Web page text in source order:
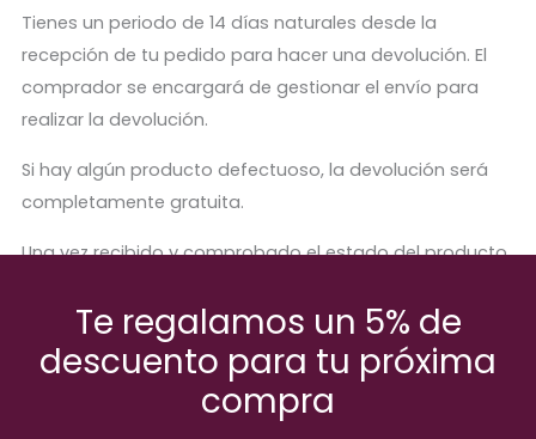
Tienes un periodo de 14 días naturales desde la
recepción de tu pedido para hacer una devolución. El
comprador se encargará de gestionar el envío para
realizar la devolución.
Si hay algún producto defectuoso, la devolución será
completamente gratuita.
Una vez recibido y comprobado el estado del producto,
Productos relaccionados
Te regalamos un 5% de
descuento para tu próxima
compra